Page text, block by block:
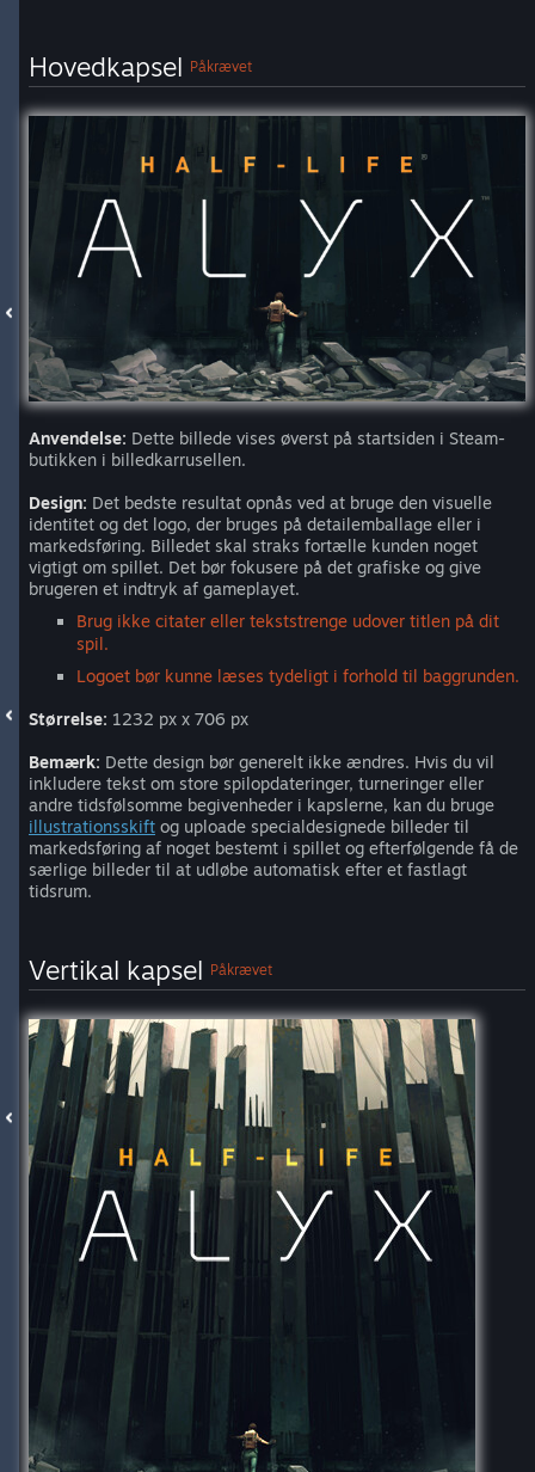
Hovedkapsel Påkrævet
Anvendelse: Dette billede vises øverst på startsiden i Steam-
butikken i billedkarrusellen.
Design: Det bedste resultat opnås ved at bruge den visuelle
identitet og det logo, der bruges på detailemballage eller i
markedsføring. Billedet skal straks fortælle kunden noget
vigtigt om spillet. Det bør fokusere på det grafiske og give
brugeren et indtryk af gameplayet.
Brug ikke citater eller tekststrenge udover titlen på dit
spil.
Logoet bør kunne læses tydeligt i forhold til baggrunden.
Størrelse: 1232 px x 706 px
Bemærk: Dette design bør generelt ikke ændres. Hvis du vil
inkludere tekst om store spilopdateringer, turneringer eller
andre tidsfølsomme begivenheder i kapslerne, kan du bruge
illustrationsskift og uploade specialdesignede billeder til
markedsføring af noget bestemt i spillet og efterfølgende få de
særlige billeder til at udløbe automatisk efter et fastlagt
tidsrum.
Vertikal kapsel Påkrævet